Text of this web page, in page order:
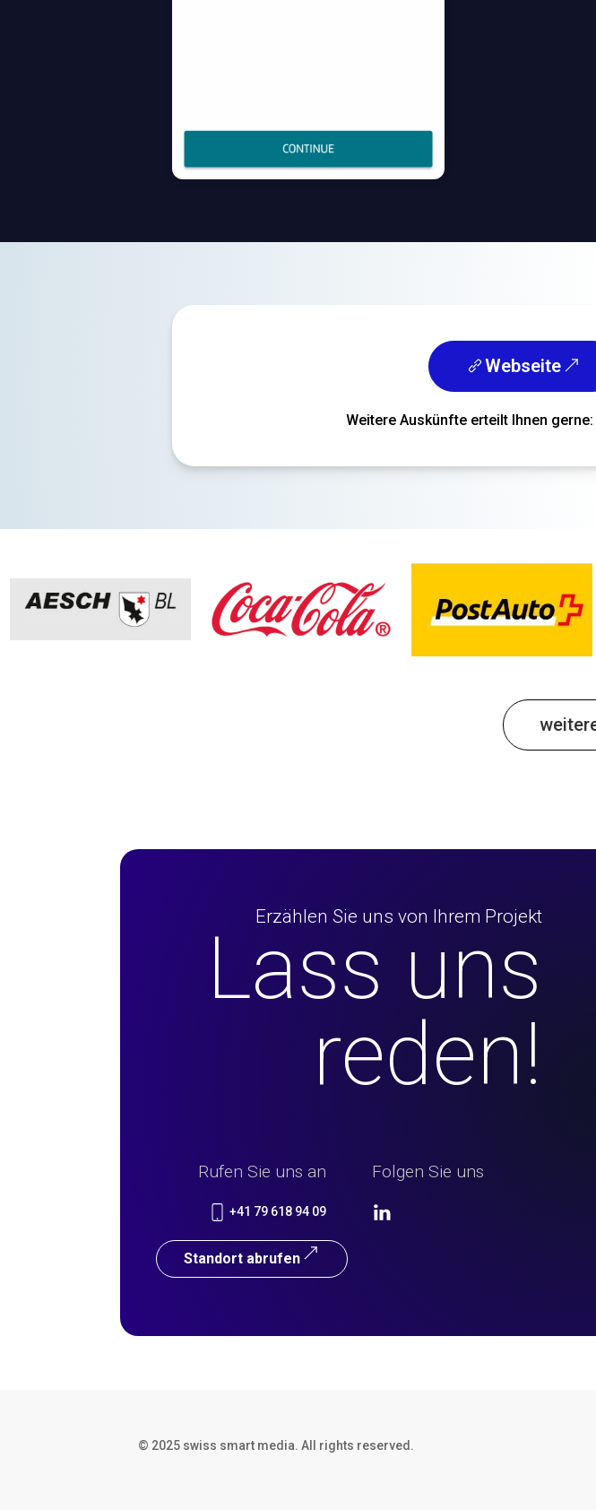
Webseite
Weitere Auskünfte erteilt Ihnen gerne:
Erzählen Sie uns von Ihrem Projekt
Lass uns
reden!
Rufen Sie uns an
+41 79 618 94 09
Standort abrufen
Folgen Sie uns
© 2025 swiss smart media. All rights reserved.